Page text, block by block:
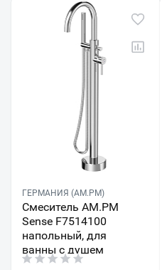
ГЕРМАНИЯ (AM.PM)
Смеситель AM.PM
Sense F7514100
напольный, для
ванны с душем